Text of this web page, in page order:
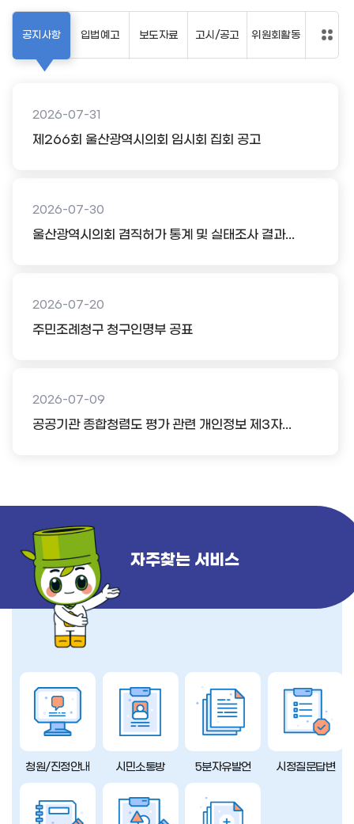
공지사항
2026-07-31
제266회 울산광역시의회 임시회 집회 공고
2026-07-30
울산광역시의회 겸직허가 통계 및 실태조사 결과...
2026-07-20
주민조례청구 청구인명부 공표
2026-07-09
공공기관 종합청렴도 평가 관련 개인정보 제3자...
입법예고 보도자료 고시/공고 위원회활동
자주찾는 서비스
청원/진정안내 시민소통방 5분자유발언 시정질문답변